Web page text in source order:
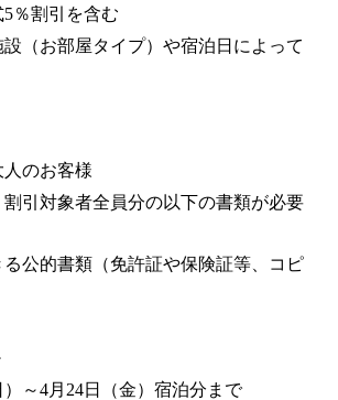
％割引を含む
（お部屋タイプ）や宿泊日によって
のお客様
引対象者全員分の以下の書類が必要
る公的書類（免許証や保険証等、コピ
）～4月24日（金）宿泊分まで